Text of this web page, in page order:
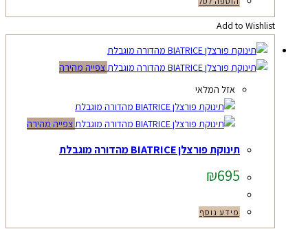
Add to Wishlist
צפייה מהירה
אזל המלאי
צפייה מהירה
תינוקת פורצלן BIATRICE מהדורה מוגבלת
₪695
מידע נוסף